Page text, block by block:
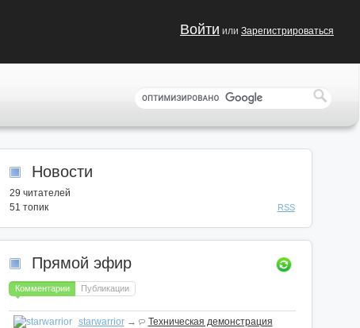
Войти или Зарегистрироваться
Новости
29 читателей
51 топик
RSS
Прямой эфир
Комментарии Публикации
starwarrior→
Техническая демонстрация